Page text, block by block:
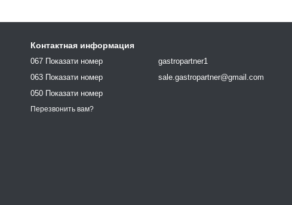
Контактная информация
067 Показати номер
063 Показати номер
050 Показати номер
Перезвонить вам?
gastropartner1
sale.gastropartner@gmail.com